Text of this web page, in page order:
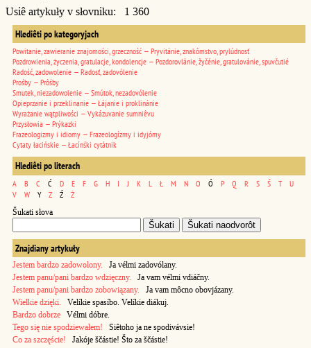
Usiê artykuły v słovniku: 1 360
Hlediêti po kategoryjach
Powitanie, zawieranie znajomości, grzeczność — Pryvitánie, znakômstvo, prylúdnosť
Pozdrowienia, życzenia, gratulacje, kondolencje — Pozdorovlánie, žyčénie, gratulovánie, spuvčutié
Radość, zadowolenie — Radosť, zadovólenie
Prośby — Prôśby
Smutek, niezadowolenie — Smútok, nezadovólenie
Opieprzanie i przeklinanie — Łájanie i proklinánie
Wyrażanie wątpliwości — Vykázuvanie sumniêvu
Przysłowia — Prýkazki
Frazeologizmy i idiomy — Frazeologízmy i idyjómy
Cytaty łacińskie — Łacínśki cytátnik
Hlediêti po literach
A B C Ć D E F G H I J K L Ł M N O Ó P Q R S Ś T
U
V
W Y Z Ź Ż
Šukati słova
Znajdiany artykuły
Jestem bardzo zadowolony. Ja vélmi zadovólany.
Jestem panu/pani bardzo wdzięczny. Ja vam vélmi vdiáčny.
Jestem panu/pani bardzo zobowiązany. Ja vam môcno obovjázany.
Wielkie dzięki. Velíkie spasíbo. Velíkie diákuj.
Bardzo dobrze Vélmi dóbre.
Tego się nie spodziewałem! Siêtoho ja ne spodivávsie!
Co za szczęście! Jakóje ščástie! Što za ščástie!